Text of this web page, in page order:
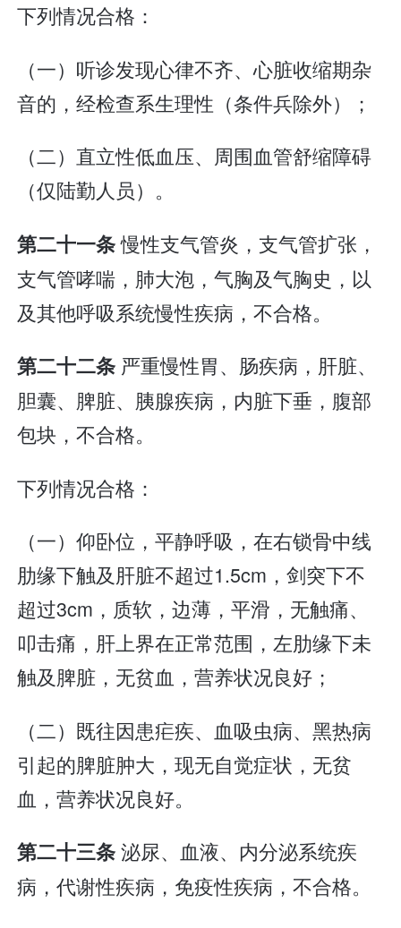
下列情况合格：
（一）听诊发现心律不齐、心脏收缩期杂
音的，经检查系生理性（条件兵除外）；
（二）直立性低血压、周围血管舒缩障碍
（仅陆勤人员）。
第二十一条慢性支气管炎，支气管扩张，
支气管哮喘，肺大泡，气胸及气胸史，以
及其他呼吸系统慢性疾病，不合格。
第二十二条 严重慢性胃、肠疾病，肝脏、
胆囊、脾脏、胰腺疾病，内脏下垂，腹部
包块，不合格。
下列情况合格：
（一）仰卧位，平静呼吸，在右锁骨中线
肋缘下触及肝脏不超过1.5cm，剑突下不
超过3cm，质软，边薄，平滑，无触痛、
叩击痛，肝上界在正常范围，左肋缘下未
触及脾脏，无贫血，营养状况良好；
（二）既往因患疟疾、血吸虫病、黑热病
引起的脾脏肿大，现无自觉症状，无贫
血，营养状况良好。
第二十三条泌尿、血液、内分泌系统疾
病，代谢性疾病，免疫性疾病，不合格。